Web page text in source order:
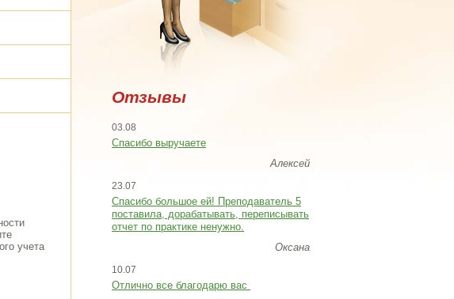
учета
Отзывы
03.08
Спасибо выручаете
Алексей
23.07
Cпасибо большое ей! Преподаватель 5
поставила, дорабатывать, переписывать
отчет по практике ненужно.
Оксана
10.07
Отлично все благодарю вас